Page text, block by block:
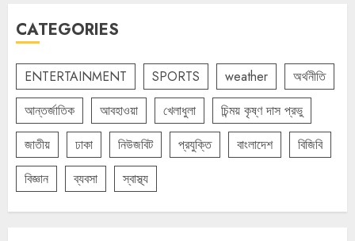
CATEGORIES
ENTERTAINMENT SPORTS weather
অর্থনীতি
আন্তর্জাতিক
আবহাওয়া খেলাধুলা
চিন্ময় কৃষ্ণ দাস প্রভু
জাতীয়
ঢাকা নিউজবিট প্রযুক্তি বাংলাদেশ
বিজিবি
বিজ্ঞান
ব্যবসা স্বাস্থ্য